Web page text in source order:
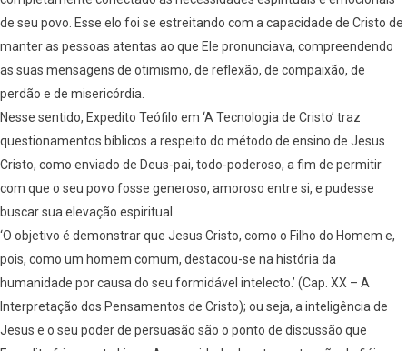
de seu povo. Esse elo foi se estreitando com a capacidade de Cristo de
manter as pessoas atentas ao que Ele pronunciava, compreendendo
as suas mensagens de otimismo, de reflexão, de compaixão, de
perdão e de misericórdia.
Nesse sentido, Expedito Teófilo em ‘A Tecnologia de Cristo’ traz
questionamentos bíblicos a respeito do método de ensino de Jesus
Cristo, como enviado de Deus-pai, todo-poderoso, a fim de permitir
com que o seu povo fosse generoso, amoroso entre si, e pudesse
buscar sua elevação espiritual.
‘O objetivo é demonstrar que Jesus Cristo, como o Filho do Homem e,
pois, como um homem comum, destacou-se na história da
humanidade por causa do seu formidável intelecto.’ (Cap. XX – A
Interpretação dos Pensamentos de Cristo); ou seja, a inteligência de
Jesus e o seu poder de persuasão são o ponto de discussão que